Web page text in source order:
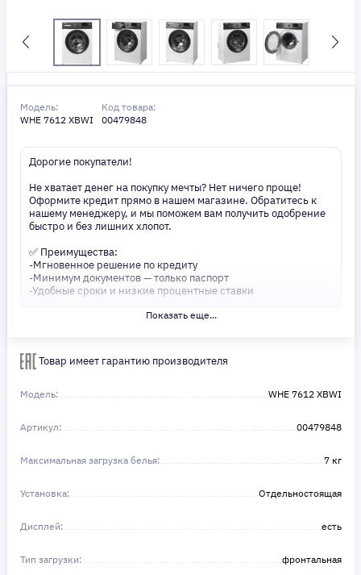
Модель:
WHE 7612 XBWI
Код товара:
00479848
Дорогие покупатели!
Не хватает денег на покупку мечты? Нет ничего проще!
Оформите кредит прямо в нашем магазине. Обратитесь к
нашему менеджеру, и мы поможем вам получить одобрение
быстро и без лишних хлопот.
✅ Преимущества:
-Мгновенное решение по кредиту
-Минимум документов — только паспорт
-Удобные сроки и низкие процентные ставки
Не откладывайте свои желания на потом! Получите то, что
Показать еще...
Товар имеет гарантию производителя
Модель: WHE 7612 XBWI
Артикул: 00479848
Максимальная загрузка белья: 7 кг
Установка: Отдельностоящая
Дисплей: есть
Тип загрузки: фронтальная